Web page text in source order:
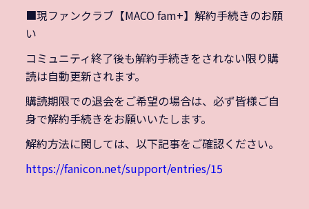
■現ファンクラブ【MACO fam+】解約手続きのお願
い
コミュニティ終了後も解約手続きをされない限り購
読は自動更新されます。
購読期限での退会をご希望の場合は、必ず皆様ご自
身で解約手続きをお願いいたします。
解約方法に関しては、以下記事をご確認ください。
https://fanicon.net/support/entries/15